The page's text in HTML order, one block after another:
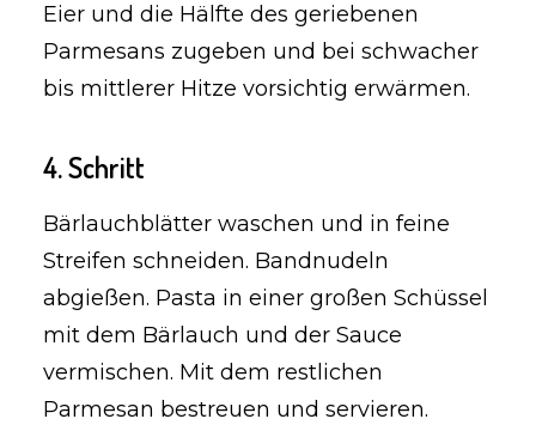
Eier und die Hälfte des geriebenen
Parmesans zugeben und bei schwacher
bis mittlerer Hitze vorsichtig erwärmen.
4. Schritt
Bärlauchblätter waschen und in feine
Streifen schneiden. Bandnudeln
abgießen. Pasta in einer großen Schüssel
mit dem Bärlauch und der Sauce
vermischen. Mit dem restlichen
Parmesan bestreuen und servieren.